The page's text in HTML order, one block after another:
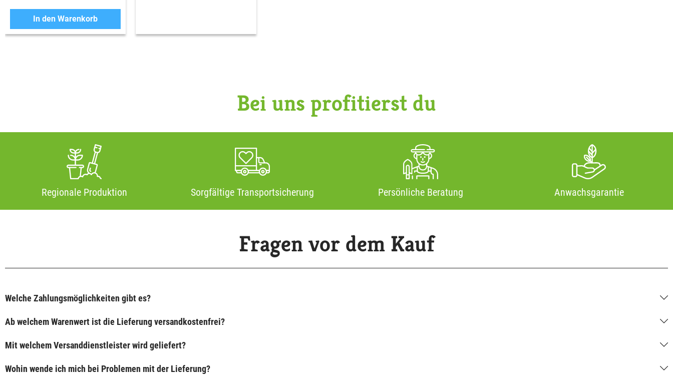
In den Warenkorb
Bei uns profitierst du
Regionale Produktion Sorgfältige Transportsicherung Persönliche Beratung Anwachsgarantie
Fragen vor dem Kauf
Welche Zahlungsmöglichkeiten gibt es?
Ab welchem Warenwert ist die Lieferung versandkostenfrei?
Mit welchem Versanddienstleister wird geliefert?
Wohin wende ich mich bei Problemen mit der Lieferung?